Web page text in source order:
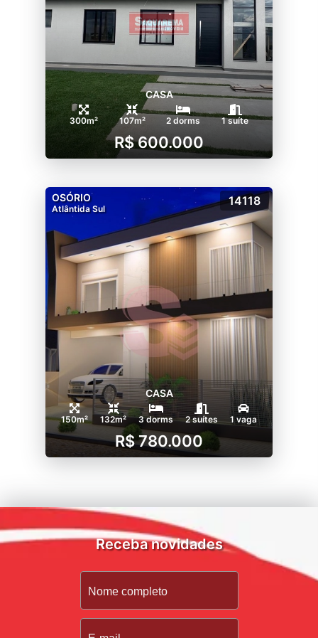
CASA
300m² 107m² 2 dorms 1 suíte
R$ 600.000
OSÓRIO
Atlântida Sul
14118
CASA
150m² 132m² 3 dorms 2 suítes 1 vaga
R$ 780.000
Receba novidades